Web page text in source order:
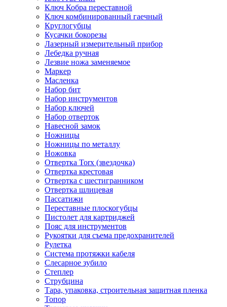
Ключ Кобра переставной
Ключ комбинированный гаечный
Круглогубцы
Кусачки бокорезы
Лазерный измерительный прибор
Лебедка ручная
Лезвие ножа заменяемое
Маркер
Масленка
Набор бит
Набор инструментов
Набор ключей
Набор отверток
Навесной замок
Ножницы
Ножницы по металлу
Ножовка
Отвертка Torx (звездочка)
Отвертка крестовая
Отвертка с шестигранником
Отвертка шлицевая
Пассатижи
Переставные плоскогубцы
Пистолет для картриджей
Пояс для инструментов
Рукоятки для съема предохранителей
Рулетка
Система протяжки кабеля
Слесарное зубило
Степлер
Струбцина
Тара, упаковка, строительная защитная пленка
Топор